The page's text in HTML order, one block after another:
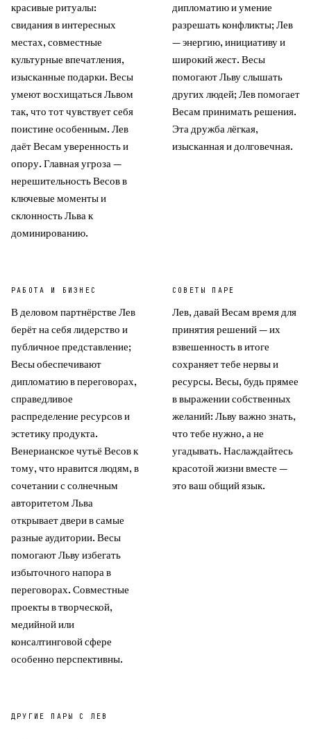
красивые ритуалы:
свидания в интересных
местах, совместные
культурные впечатления,
изысканные подарки. Весы
умеют восхищаться Львом
так, что тот чувствует себя
поистине особенным. Лев
даёт Весам уверенность и
опору. Главная угроза —
нерешительность Весов в
ключевые моменты и
склонность Льва к
доминированию.
дипломатию и умение
разрешать конфликты; Лев
— энергию, инициативу и
широкий жест. Весы
помогают Льву слышать
других людей; Лев помогает
Весам принимать решения.
Эта дружба лёгкая,
изысканная и долговечная.
РАБОТА И БИЗНЕС
В деловом партнёрстве Лев
берёт на себя лидерство и
публичное представление;
Весы обеспечивают
дипломатию в переговорах,
справедливое
распределение ресурсов и
эстетику продукта.
Венерианское чутьё Весов к
тому, что нравится людям, в
сочетании с солнечным
авторитетом Льва
открывает двери в самые
разные аудитории. Весы
помогают Льву избегать
избыточного напора в
переговорах. Совместные
проекты в творческой,
медийной или
консалтинговой сфере
особенно перспективны.
СОВЕТЫ ПАРЕ
Лев, давай Весам время для
принятия решений — их
взвешенность в итоге
сохраняет тебе нервы и
ресурсы. Весы, будь прямее
в выражении собственных
желаний: Льву важно знать,
что тебе нужно, а не
угадывать. Наслаждайтесь
красотой жизни вместе —
это ваш общий язык.
ДРУГИЕ ПАРЫ С ЛЕВ